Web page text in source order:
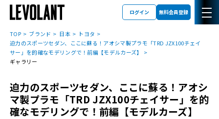
ログイン 無料会員登録
TOP ブランド 日本
トヨタ
迫力のスポーツセダン、ここに蘇る！アオシマ製プラモ「TRD JZX100チェイ
サー」を的確なモデリングで！前編【モデルカーズ】
ギャラリー
迫力のスポーツセダン、ここに蘇る！アオシ
マ製プラモ「TRD JZX100チェイサー」を的
確なモデリングで！前編【モデルカーズ】